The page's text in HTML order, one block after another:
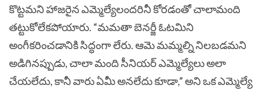
కొట్టమని హాజరైన ఎమ్మెల్యేలందరినీ కోరడంతో చాలామంది
తట్టుకోలేకపోయారు. “మమతా బెనర్జీ ఓటమిని
అంగీకరించడానికి సిద్ధంగా లేరు. ఆమె మమ్మల్ని నిలబడమని
అడిగినప్పుడు, చాలా మంది సీనియర్ ఎమ్మెల్యేలు అలా
చేయలేదు, కానీ వారు ఏమీ అనలేదు కూడా,” అని ఒక ఎమ్మెల్యే